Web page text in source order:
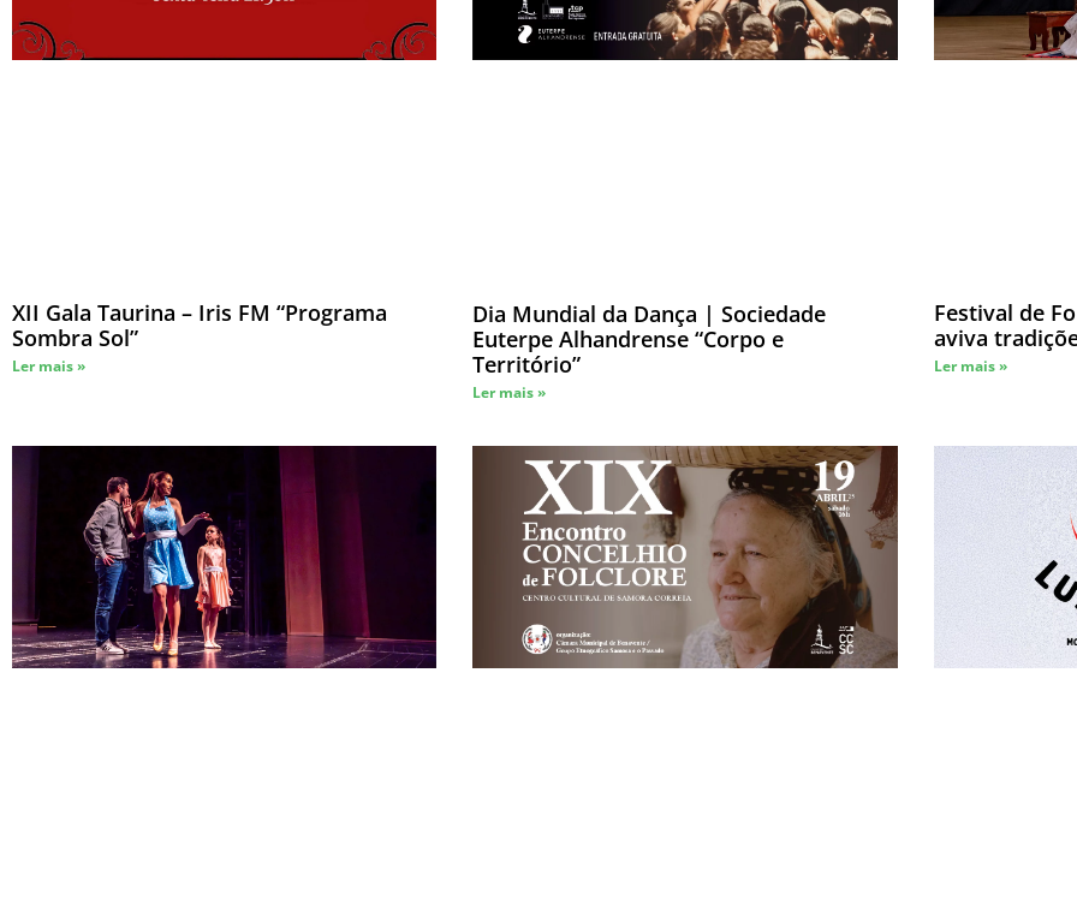
XII Gala Taurina – Iris FM “Programa
Sombra Sol”
Ler mais »
Dia Mundial da Dança | Sociedade
Euterpe Alhandrense “Corpo e
Território”
Ler mais »
Festival de
aviva
Ler mais »